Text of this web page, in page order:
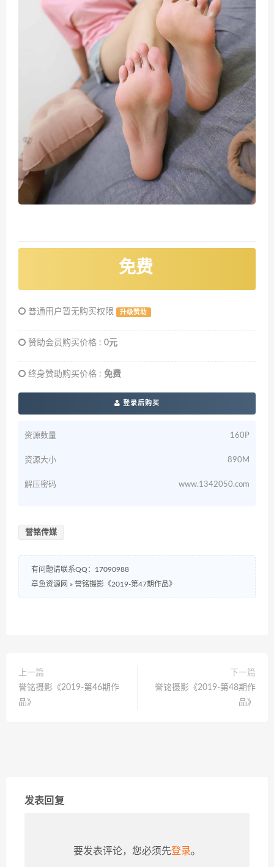
免费
普通用户暂无购买权限 升级赞助
赞助会员购买价格 : 0元
终身赞助购买价格 : 免费
登录后购买
资源数量 160P
资源大小 890M
解压密码 www.1342050.com
誉铭传媒
有问题请联系QQ：17090988
章鱼资源网 » 誉铭摄影《2019-第47期作品》
上一篇
誉铭摄影《2019-第46期作
品》
下一篇
誉铭摄影《2019-第48期作
品》
发表回复
要发表评论，您必须先登录。